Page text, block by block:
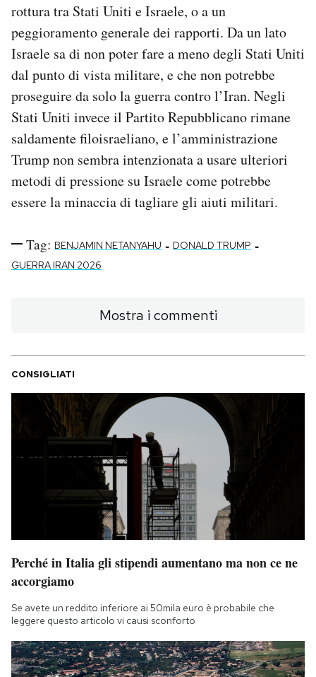
rottura tra Stati Uniti e Israele, o a un
peggioramento generale dei rapporti. Da un lato
Israele sa di non poter fare a meno degli Stati Uniti
dal punto di vista militare, e che non potrebbe
proseguire da solo la guerra contro l’Iran. Negli
Stati Uniti invece il Partito Repubblicano rimane
saldamente filoisraeliano, e l’amministrazione
Trump non sembra intenzionata a usare ulteriori
metodi di pressione su Israele come potrebbe
essere la minaccia di tagliare gli aiuti militari.
Tag: BENJAMIN NETANYAHU - DONALD TRUMP -
GUERRA IRAN 2026
Mostra i commenti
CONSIGLIATI
Perché in Italia gli stipendi aumentano ma non ce ne
accorgiamo
Se avete un reddito inferiore ai 50mila euro è probabile che
leggere questo articolo vi causi sconforto